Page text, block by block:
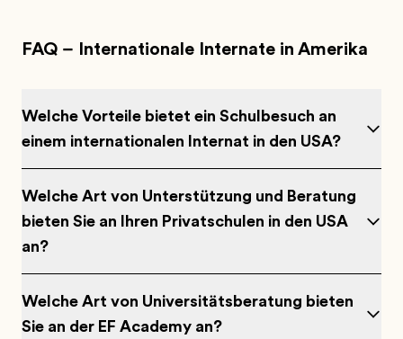
FAQ – Internationale Internate in Amerika
Welche Vorteile bietet ein Schulbesuch an
einem internationalen Internat in den USA?
Welche Art von Unterstützung und Beratung
bieten Sie an Ihren Privatschulen in den USA
an?
Welche Art von Universitätsberatung bieten
Sie an der EF Academy an?